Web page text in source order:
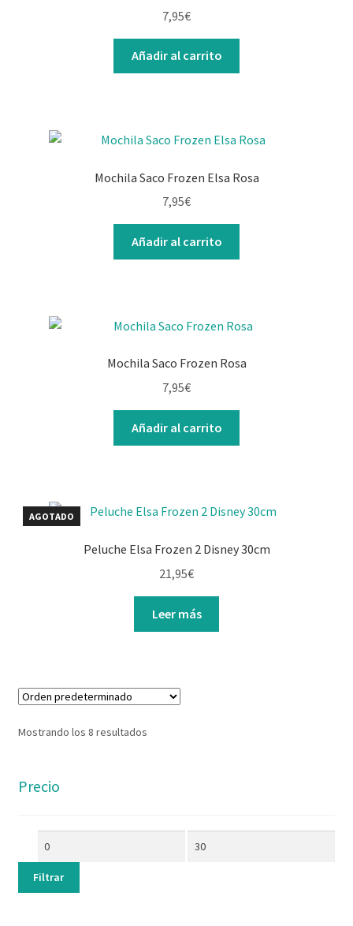
7,95€
Añadir al carrito
Mochila Saco Frozen Elsa Rosa
7,95€
Añadir al carrito
Mochila Saco Frozen Rosa
7,95€
Añadir al carrito
AGOTADO
Peluche Elsa Frozen 2 Disney 30cm
21,95€
Leer más
Mostrando los 8 resultados
Precio
Filtrar